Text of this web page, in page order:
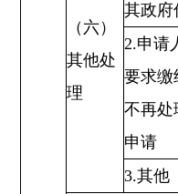
（六）
其他处
理
其政府
2.申请
要求缴
不再处
申请
3.其他